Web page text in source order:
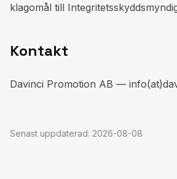
klagomål till
Kontakt
Davinci Promotion AB —
Senast uppdaterad: 2026-08-08